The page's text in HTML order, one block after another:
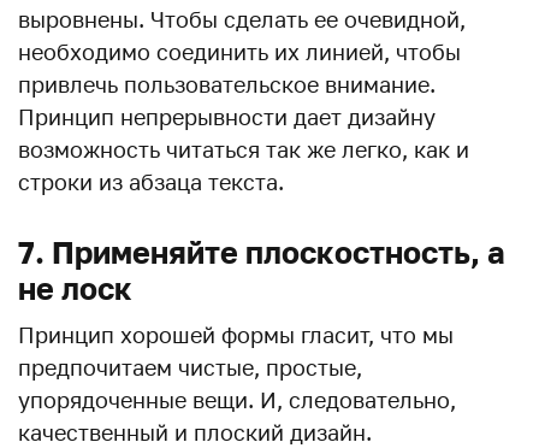
выровнены. Чтобы сделать ее очевидной,
необходимо соединить их линией, чтобы
привлечь пользовательское внимание.
Принцип непрерывности дает дизайну
возможность читаться так же легко, как и
строки из абзаца текста.
7. Применяйте плоскостность, а
не лоск
Принцип хорошей формы гласит, что мы
предпочитаем чистые, простые,
упорядоченные вещи. И, следовательно,
качественный и плоский дизайн.